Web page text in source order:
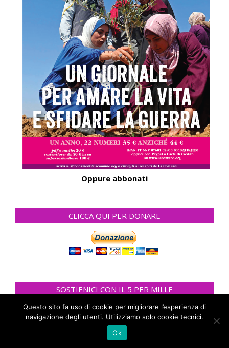
Oppure abbonati
CLICCA QUI PER DONARE
SOSTIENICI CON IL 5 PER MILLE
Questo sito fa uso di cookie per migliorare l’esperienza di
navigazione degli utenti. Utilizziamo solo cookie tecnici.
Ok